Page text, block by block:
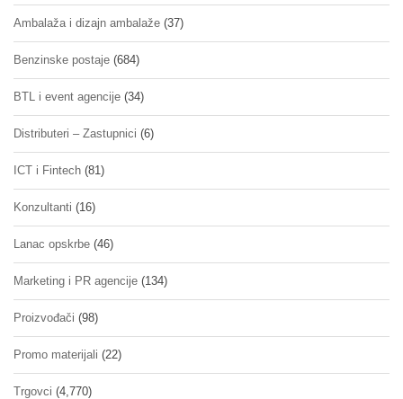
Ambalaža i dizajn ambalaže (37)
Benzinske postaje (684)
BTL i event agencije (34)
Distributeri – Zastupnici (6)
ICT i Fintech (81)
Konzultanti (16)
Lanac opskrbe (46)
Marketing i PR agencije (134)
Proizvođači (98)
Promo materijali (22)
Trgovci (4,770)